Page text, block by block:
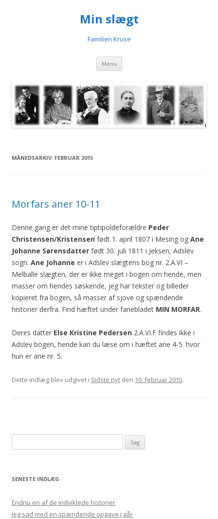
Min slægt
Familien Kruse
Menu Videre til indhold
MÅNEDSARKIV: FEBRUAR 2015
Morfars aner 10-11
Denne gang er det mine tiptipoldeforældre Peder
Christensen/Kristensen født 1. april 1807 i Mesing og Ane
Johanne Sørensdatter født 30. juli 1811 i Jeksen, Adslev
sogn. Ane Johanne er i Adslev slægtens bog nr. 2.A.VI –
Melballe slægten, der er ikke meget i bogen om hende, men
masser om hendes søskende, jeg har tekster og billeder
kopieret fra bogen, så masser af sjove og spændende
historier derfra. Find hæftet under fanebladet MIN MORFAR.
Deres datter Else Kristine Pedersen 2.A.VI.F findes ikke i
Adslev bogen, hende kan du læse om i hæftet ane 4-5. hvor
hun er ane nr. 5.
Dette indlæg blev udgivet i Sidste nyt den 10. februar 2015.
SENESTE INDLÆG
Endnu en af de indviklede historier
Jeg sad med en spændende opgave i går